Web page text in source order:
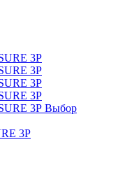
Выбор
3P